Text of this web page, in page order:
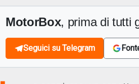
MotorBox, prima di tutti
Seguici su Telegram